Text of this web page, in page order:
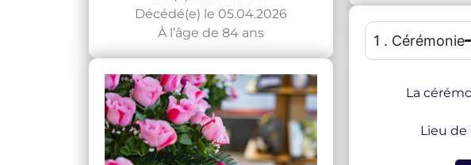
Décédé(e) le 05.04.2026
À l’âge de 84 ans
1 . Cérémonie
La
Lieu